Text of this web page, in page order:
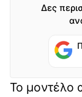
Δες
Το μοντέλο